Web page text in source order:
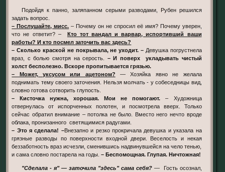
Подойдя к панно, заляпанном серыми разводами, Рубен решился
задать вопрос.
– Послушайте, мисс. – Почему он не спросил её имя? Почему уверен,
что не ответит? – Кто тот вандал и варвар, испортивший ваши
работы? И кто посмел заточить вас здесь?
– Сколько краской не покрывала, не уходит. –Девушка погрустнела
враз, с болью смотря на серость. – И поверх укладывать чистый
холст бесполезно. Вскоре пропитывается грязью.
– Может, уксусом или ацетоном? — Хозяйка явно не желала
поднимать тему своего заточения. Нельзя молчать - у собеседницы вид,
словно готова сотворить глупость.
– Кисточка нужна, хорошая. Мои не помогают. – Художница
отвернулась от испорченных полотен, и посмотрела вверх. Только
сейчас обратил внимание – потолка не было. Вместо него нечто вроде
облака, пронизанного светящимися радугами.
– Это я сделала! –Внезапно и резко прокричала девушка и указала на
грязные разводы по поверхности входной двери. Веселость и некая
беззаботность враз исчезли, сменившись надвинувшейся на чело тенью,
и сама словно постарела на годы.– Беспомощная. Глупая. Ничтожная!
"Сделала - я" — заточила "здесь" сама себя?— Гость осознал,